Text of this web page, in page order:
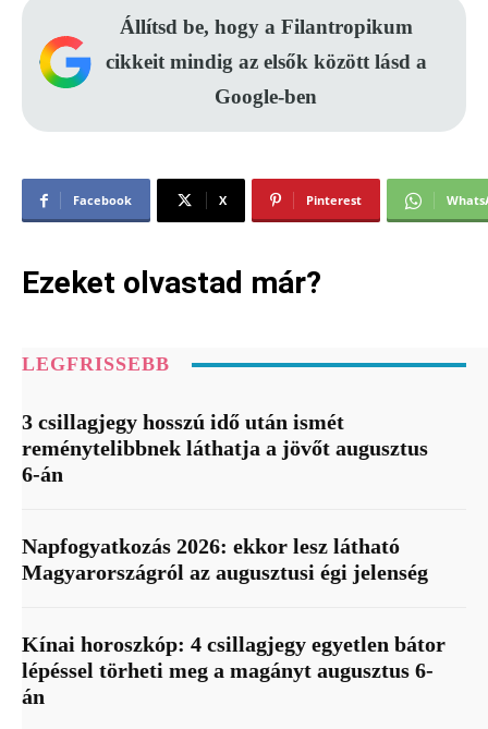
Állítsd be, hogy a Filantropikum
cikkeit mindig az elsők között lásd a
Google-ben
Facebook X Pinterest
Ezeket olvastad már?
LEGFRISSEBB
3 csillagjegy hosszú idő után ismét
reménytelibbnek láthatja a jövőt augusztus
6-án
Napfogyatkozás 2026: ekkor lesz látható
Magyarországról az augusztusi égi jelenség
Kínai horoszkóp: 4 csillagjegy egyetlen bátor
lépéssel törheti meg a magányt augusztus 6-
án